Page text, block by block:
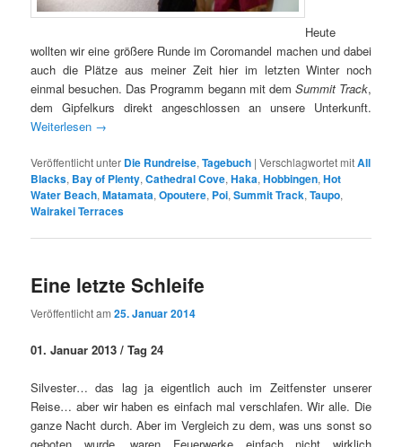
Heute
wollten wir eine größere Runde im Coromandel machen und dabei
auch die Plätze aus meiner Zeit hier im letzten Winter noch
einmal besuchen. Das Programm begann mit dem Summit Track,
dem Gipfelkurs direkt angeschlossen an unsere Unterkunft.
Weiterlesen →
Veröffentlicht unter Die Rundreise,Tagebuch |Verschlagwortet mitAll
Blacks, Bay of Plenty,Cathedral Cove,Haka,Hobbingen,Hot
Water Beach,Matamata,Opoutere, Poi,Summit Track,Taupo,
Wairakei Terraces
Eine letzte Schleife
Veröffentlicht am25. Januar 2014
01. Januar 2013 / Tag 24
Silvester… das lag ja eigentlich auch im Zeitfenster unserer
Reise… aber wir haben es einfach mal verschlafen. Wir alle. Die
ganze Nacht durch. Aber im Vergleich zu dem, was uns sonst so